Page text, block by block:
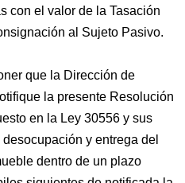
con el valor de la Tasación
al Sujeto Pasivo.
que la Dirección de
la presente Resolución
en la Ley 30556 y sus
y entrega del
dentro de un plazo